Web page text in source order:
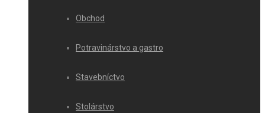
Obchod
Potravinárstvo a gastro
Stavebníctvo
Stolárstvo